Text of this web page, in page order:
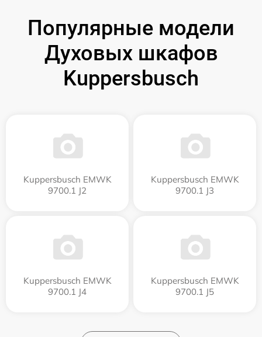
Популярные модели
Духовых шкафов
Kuppersbusch
Kuppersbusch EMWK
9700.1 J2
Kuppersbusch EMWK
9700.1 J3
Kuppersbusch EMWK
9700.1 J4
Kuppersbusch EMWK
9700.1 J5